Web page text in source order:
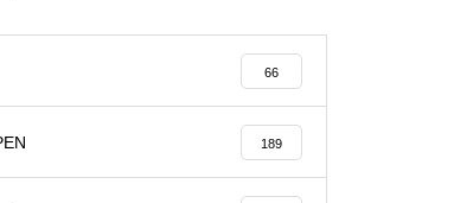
バレンタイン2023 @Patisserie
66
189